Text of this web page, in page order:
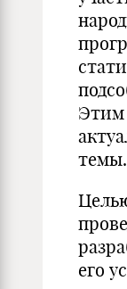
Этим
темы.
его